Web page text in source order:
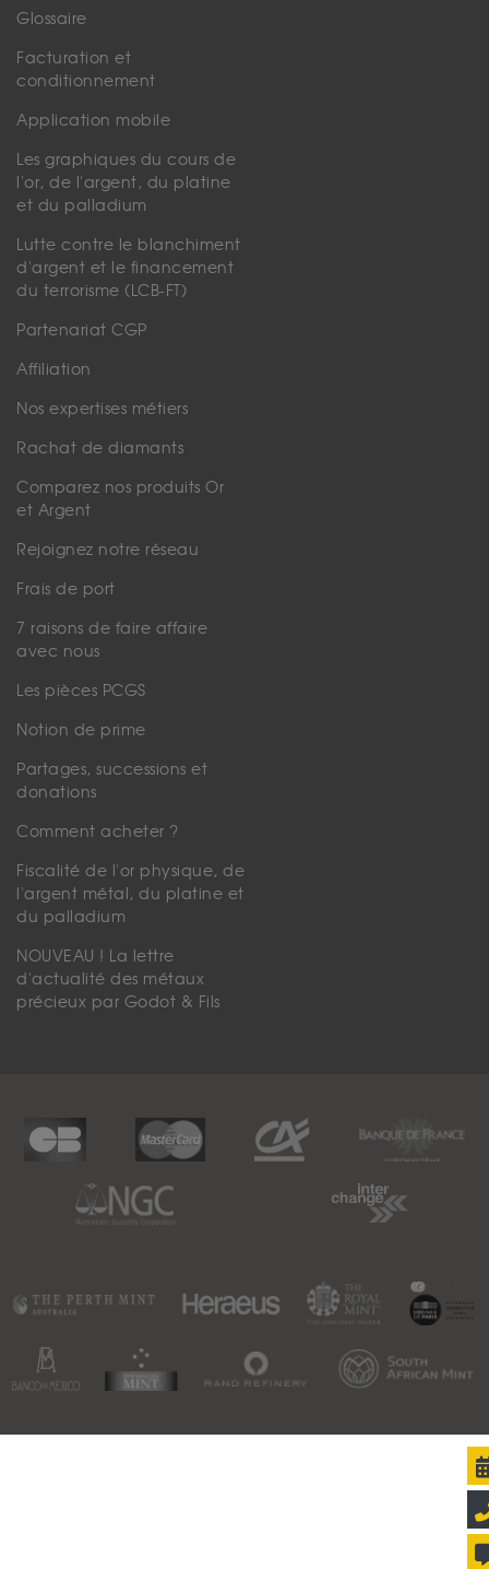
Glossaire
Facturation et
conditionnement
Application mobile
Les graphiques du cours de
l'or, de l'argent, du platine
et du palladium
Lutte contre le blanchiment
d'argent et le financement
du terrorisme (LCB-FT)
Partenariat CGP
Affiliation
Nos expertises métiers
Rachat de diamants
Comparez nos produits Or
et Argent
Rejoignez notre réseau
Frais de port
7 raisons de faire affaire
avec nous
Les pièces PCGS
Notion de prime
Partages, successions et
donations
Comment acheter ?
Fiscalité de l'or physique, de
l'argent métal, du platine et
du palladium
NOUVEAU ! La lettre
d'actualité des métaux
précieux par Godot & Fils